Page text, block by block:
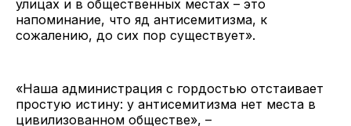
улицах и в общественных местах – это
напоминание, что яд антисемитизма, к
сожалению, до сих пор существует».
«Наша администрация с гордостью отстаивает
простую истину: у антисемитизма нет места в
цивилизованном обществе», –